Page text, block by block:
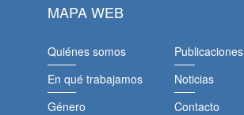
MAPA WEB
Quiénes somos
En qué trabajamos
Género
Publicaciones
Noticias
Contacto